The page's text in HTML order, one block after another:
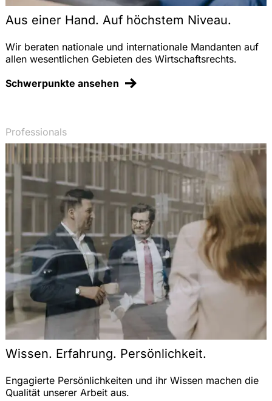
Aus einer Hand. Auf höchstem Niveau.
Wir beraten nationale und internationale Mandanten auf
allen wesentlichen Gebieten des Wirtschaftsrechts.
Schwerpunkte ansehen
Professionals
Wissen. Erfahrung. Persönlichkeit.
Engagierte Persönlichkeiten und ihr Wissen machen die
Qualität unserer Arbeit aus.